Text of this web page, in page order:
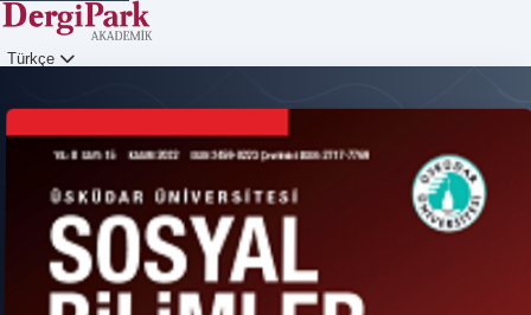
Türkçe